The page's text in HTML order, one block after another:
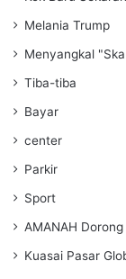
Melania Trump
Menyangkal
Tiba-tiba
Bayar
center
Parkir
Sport
AMANAH
Kuasai Pasar